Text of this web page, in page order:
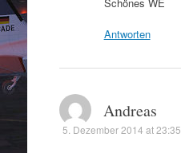
Antworten
Andreas
5. Dezember 2014 at 23:35